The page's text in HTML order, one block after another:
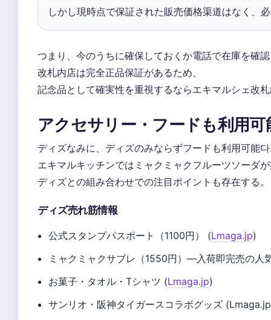
しかし現時点で保証された販売価格渠道はなく、
つまり、今のうちに確保しておくか電話で在庫を確
改札内店は完全正品保証があるため、
記念品として確実性を重視するならエキマルシェ改
アクセサリー・フードも利用可
ディズなみに、ディズのみならずフードも利用可能
エキマルキッチンではミャクミャクフルーツソーダ
ディズとの組み合わせでの注目ポイントも存在する。
ディズ売れ筋情報
公式スタンプパスポート（1100円） (Lmaga.jp)
ミャクミャクサブレ（1550円）—入荷即完売の人
お菓子・タオル・Tシャツ (Lmaga.jp)
サンリオ・阪神タイガースコラボグッズ